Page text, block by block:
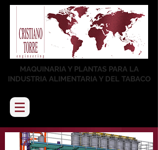
MAQUINARIA Y PLANTAS PARA LA
INDUSTRIA ALIMENTARIA Y DEL TABACO